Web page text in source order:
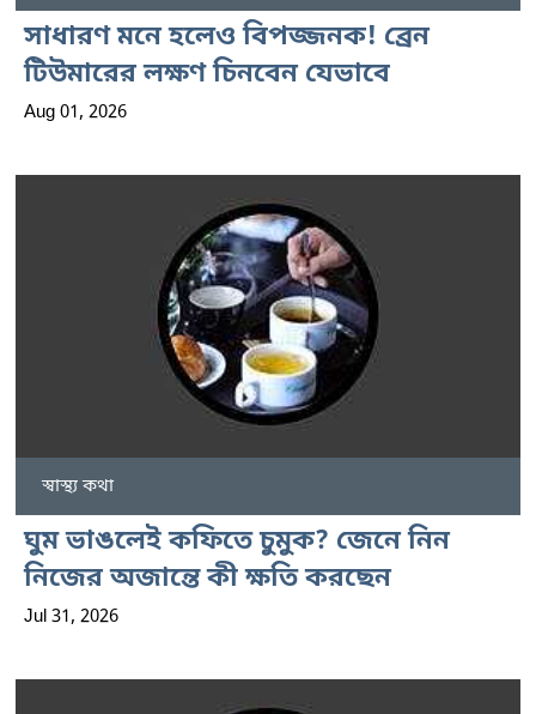
সাধারণ মনে হলেও বিপজ্জনক! ব্রেন
টিউমারের লক্ষণ চিনবেন যেভাবে
Aug 01, 2026
স্বাস্থ্য কথা
ঘুম ভাঙলেই কফিতে চুমুক? জেনে নিন
নিজের অজান্তে কী ক্ষতি করছেন
Jul 31, 2026